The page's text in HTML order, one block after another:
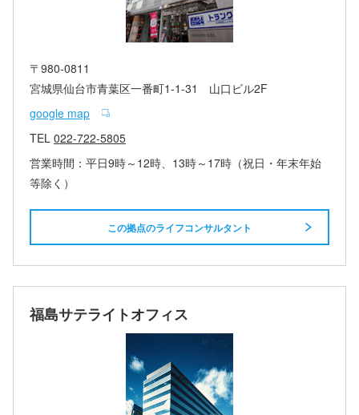
〒980-0811
宮城県仙台市青葉区一番町1-1-31 山口ビル2F
google map
TEL 022-722-5805
営業時間：平日9時～12時、13時～17時（祝日・年末年始
等除く）
この拠点のライフコンサルタント
福島サテライトオフィス